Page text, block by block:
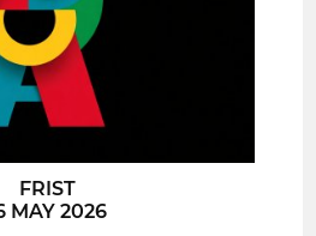
FRIST
MAY 2026